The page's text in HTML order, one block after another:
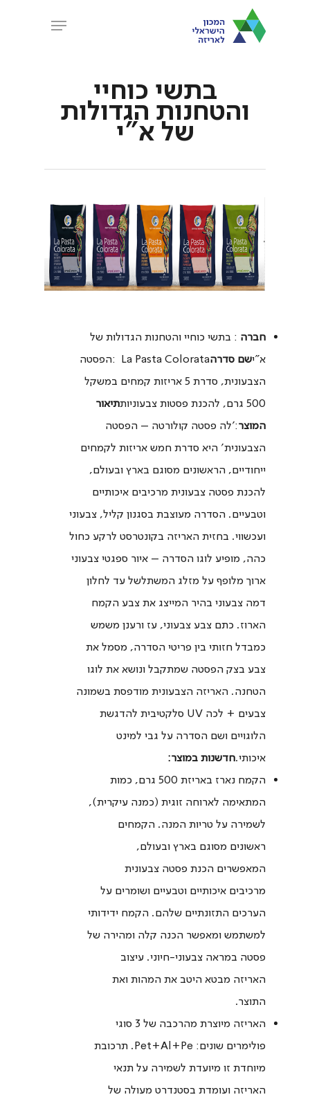
Menu
בתשי כוחיי
והטחנות הגדולות
של א"י
חברה : בתשי כוחיי והטחנות הגדולות של
א"ישם סדרה
La Pasta Colorata :הפסטה
הצבעונית, סדרת 5 אריזות קמחים במשקל
500 גרם, להכנת פסטות צבעוניות
תיאור
המוצר:'לה פסטה קולורטה – הפסטה
הצבעונית’ היא סדרת חמש אריזות לקמחים
ייחודיים, הראשונים מסוגם בארץ ובעולם,
להכנת פסטה צבעונית מרכיבים איכותיים
וטבעיים. הסדרה מעוצבת בסגנון קליל, צבעוני
ועכשווי. בחזית האריזה בקונטרסט לרקע כחול
כהה, מופיע לוגו הסדרה – איור ספגטי צבעוני
ארוך מלופף על מזלג המשתלשל עד לחלון
דמה צבעוני בהיר המייצג את צבע הקמח
הארוז. כתם צבע צבעוני, עז ורענן משמש
כמבדל חזותי בין פריטי הסדרה, מסמל את
צבע בצק הפסטה שמתקבל ונושא את לוגו
הטחנה. האריזה הצבעונית מודפסת בשמונה
צבעים + לכה UV סלקטיבית להדגשת
הלוגויים ושם הסדרה על גבי למינט
איכותי.חדשנות במוצר:
הקמח נארז באריזת 500 גרם, כמות
המתאימה לארוחה זוגית (כמנה עיקרית),
לשמירה על טריות המנה. הקמחים
ראשונים מסוגם בארץ ובעולם,
המאפשרים הכנת פסטה צבעונית
מרכיבים איכותיים וטבעיים ושומרים על
הערכים התזונתיים שלהם. הקמח ידידותי
למשתמש ומאפשר הכנה קלה ומהירה של
פסטה במראה צבעוני-חיוני. עיצוב
האריזה מבטא היטב את המהות ואת
התוצר.
האריזה מיוצרת מהרכבה של 3 סוגי
פולימרים שונים: Pet+Al+Pe. תרכובת
מיוחדת זו מיועדת לשמירה על תנאי
האריזה ועומדת בסטנדרט מעולה של
Close